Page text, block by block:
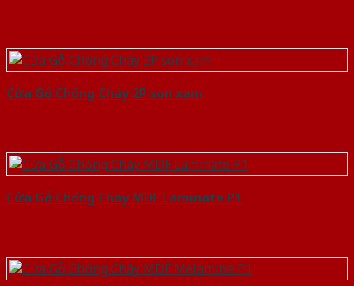
Cửa Gỗ Chống Cháy 2P son xam
Cửa Gỗ Chống Cháy MDF Laminate P1